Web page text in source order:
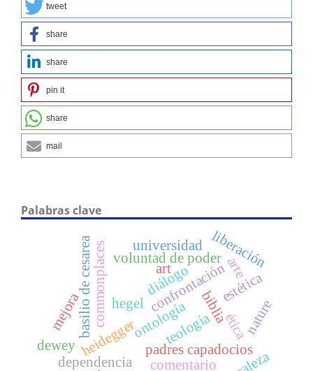
tweet
share
share
pin it
share
mail
Palabras clave
biblia
teología
heidegger
hegelontología
confrontación
padres capadocios
basilio de cesarea
dependencia
voluntad de poderliberación
diálogo
ética
universidad
comentario
dewey
arte
art
estética
commonplaces nature
mejora